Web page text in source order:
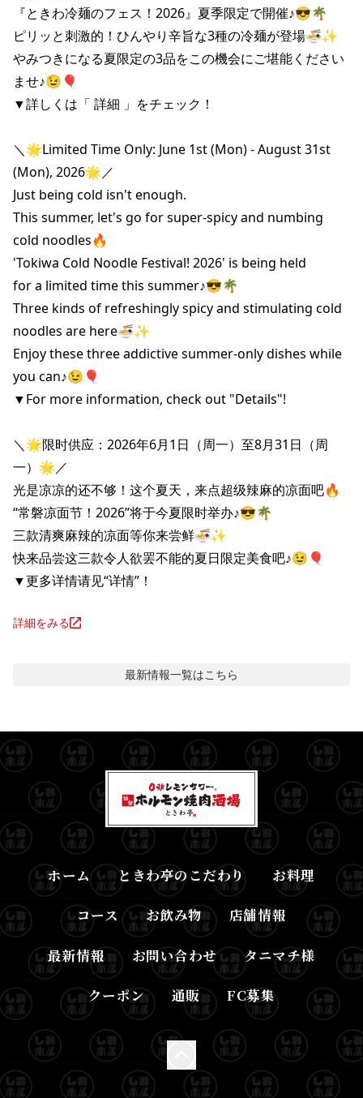
『ときわ冷麺のフェス！2026』夏季限定で開催♪😎🌴
ピリッと刺激的！ひんやり辛旨な3種の冷麺が登場🍜✨
やみつきになる夏限定の3品をこの機会にご堪能ください
ませ♪😉🎈
▼詳しくは「 詳細 」をチェック！
＼🌟Limited Time Only: June 1st (Mon) - August 31st
(Mon), 2026🌟／
Just being cold isn't enough.
This summer, let's go for super-spicy and numbing
cold noodles🔥
'Tokiwa Cold Noodle Festival! 2026' is being held
for a limited time this summer♪😎🌴
Three kinds of refreshingly spicy and stimulating cold
noodles are here🍜✨
Enjoy these three addictive summer-only dishes while
you can♪😉🎈
▼For more information, check out "Details"!
＼🌟限时供应：2026年6月1日（周一）至8月31日（周
一）🌟／
光是凉凉的还不够！这个夏天，来点超级辣麻的凉面吧🔥
“常磐凉面节！2026”将于今夏限时举办♪😎🌴
三款清爽麻辣的凉面等你来尝鲜🍜✨
快来品尝这三款令人欲罢不能的夏日限定美食吧♪😉🎈
▼更多详情请见“详情”！
詳細をみる
最新情報一覧はこちら
ホーム ときわ亭のこだわり お料理
コース お飲み物 店舗情報
最新情報 お問い合わせ タニマチ様
クーポン 通販 FC募集